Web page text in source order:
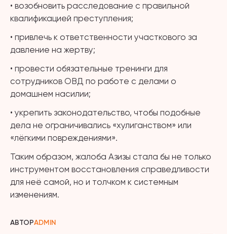
• возобновить расследование с правильной
квалификацией преступления;
• привлечь к ответственности участкового за
давление на жертву;
• провести обязательные тренинги для
сотрудников ОВД по работе с делами о
домашнем насилии;
• укрепить законодательство, чтобы подобные
дела не ограничивались «хулиганством» или
«лёгкими повреждениями».
Таким образом, жалоба Азизы стала бы не только
инструментом восстановления справедливости
для неё самой, но и толчком к системным
изменениям.
АВТОРADMIN